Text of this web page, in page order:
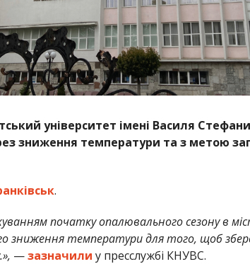
університет імені Василя
зниження температури та з метою
.
початку опалювального сезону в
зниження температури для того, щоб
—зазначили у пресслужбі КНУВС.